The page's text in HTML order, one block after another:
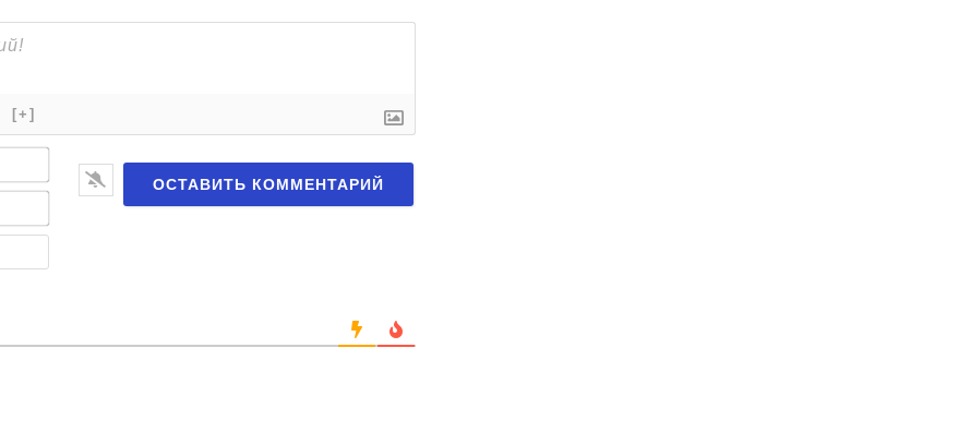
[+]
Имя*
Email*
сайт